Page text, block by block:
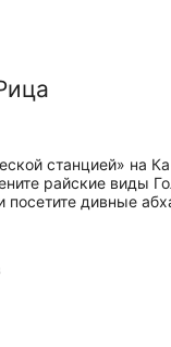
станцией» на
райские виды
дивные